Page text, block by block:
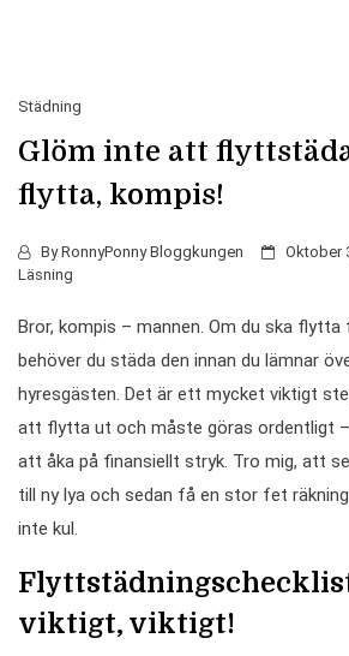
Städning
Glöm inte att
flytta, kompis!
ByRonnyPonny Bloggkungen Oktober
Läsning
Bror, kompis – mannen. Om du ska flytta
behöver du städa den innan du lämnar
hyresgästen. Det är ett mycket viktigt
att flytta ut och måste göras ordentligt –
att åka på finansiellt stryk. Tro mig, att
till ny lya och sedan få en stor fet
inte kul.
viktigt, viktigt!